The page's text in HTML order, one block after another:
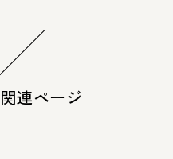
関連ページ